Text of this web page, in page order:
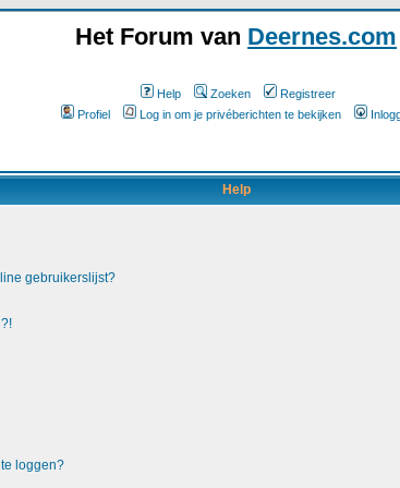
Het Forum van Deernes.com
Help Zoeken
Registreer
Profiel
Log in om je privéberichten te bekijken
Help
gebruikerslijst?
loggen?